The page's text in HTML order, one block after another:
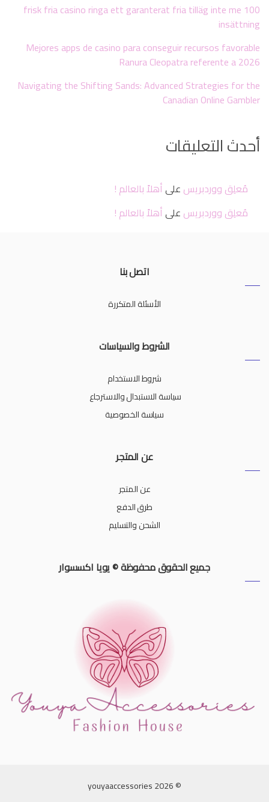
100 frisk fria casino ringa ett garanterat fria tilläg inte me
insättning
Mejores apps de casino para conseguir recursos favorable
Ranura Cleopatra referente a 2026
Navigating the Shifting Sands: Advanced Strategies for the
Canadian Online Gambler
أحدث التعليقات
مُعلِق ووردبريس علىأهلاً بالعالم !
مُعلِق ووردبريس علىأهلاً بالعالم !
اتصل بنا
الأسئلة المتكررة
الشروط والسياسات
شروط الاستخدام
سياسة الاستبدال والاسترجاع
سياسة الخصوصية
عن المتجر
عن المتجر
طرق الدفع
الشحن والتسليم
جميع الحقوق محفوظة © يويا اكسسوار
© 2026 youyaaccessories